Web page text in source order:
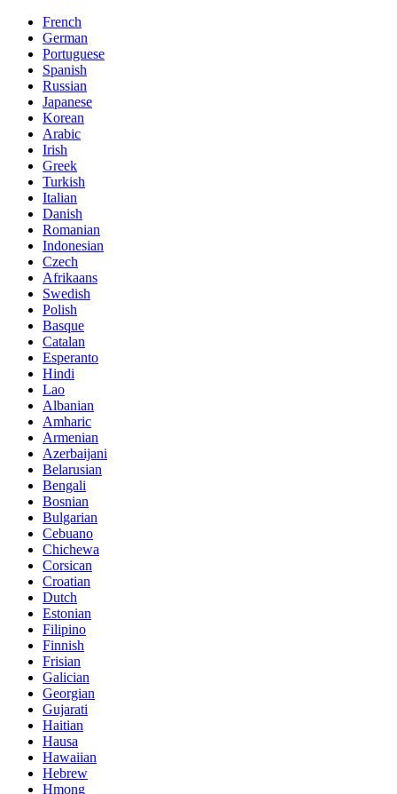
French
German
Portuguese
Spanish
Russian
Japanese
Korean
Arabic
Irish
Greek
Turkish
Italian
Danish
Romanian
Indonesian
Czech
Afrikaans
Swedish
Polish
Basque
Catalan
Esperanto
Hindi
Lao
Albanian
Amharic
Armenian
Azerbaijani
Belarusian
Bengali
Bosnian
Bulgarian
Cebuano
Chichewa
Corsican
Croatian
Dutch
Estonian
Filipino
Finnish
Frisian
Galician
Georgian
Gujarati
Haitian
Hausa
Hawaiian
Hebrew
Hmong